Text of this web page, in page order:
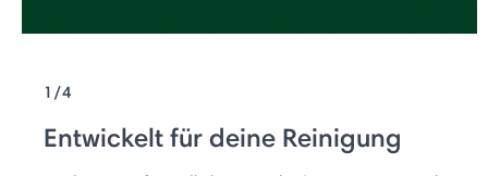
1/4
Entwickelt für deine Reinigung